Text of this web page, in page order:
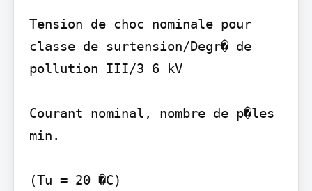
Tension de choc nominale pour
classe de surtension/Degr� de
pollution III/3 6 kV
Courant nominal, nombre de p�les
min.
(Tu = 20 �C)